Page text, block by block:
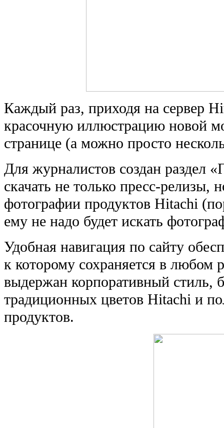
Каждый раз, приходя на сервер
красочную иллюстрацию новой
странице (а можно просто
Для журналистов создан раздел
скачать не только пресс-релизы,
фотографии продуктов Hitachi
ему не надо будет искать
Удобная навигация по сайту
к которому сохраняется в любом
выдержан корпоративный стиль,
традиционных цветов Hitachi и
продуктов.